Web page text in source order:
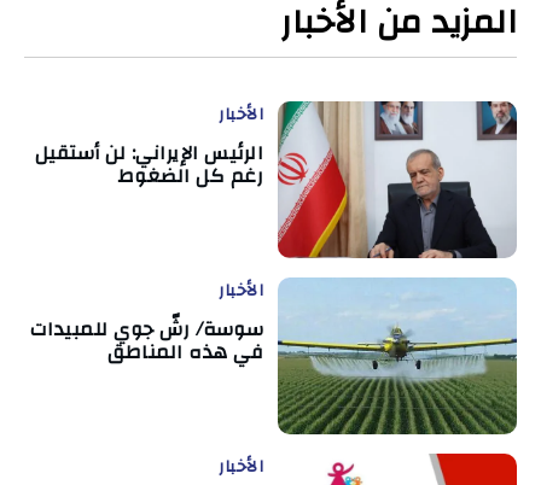
المزيد من الأخبار
الأخبار
الرئيس الإيراني: لن أستقيل
رغم كل الضغوط
الأخبار
سوسة/ رشّ جوي للمبيدات
في هذه المناطق
الأخبار